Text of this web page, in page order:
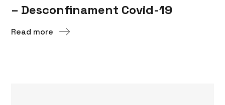
– Desconfinament Covid-19
Read more